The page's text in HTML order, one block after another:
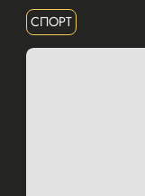
СПОРТ